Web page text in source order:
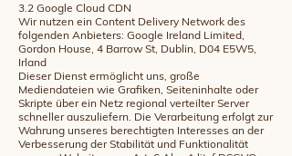
3.2 Google Cloud CDN
Wir nutzen ein Content Delivery Network des
folgenden Anbieters: Google Ireland Limited,
Gordon House, 4 Barrow St, Dublin, D04 E5W5,
Irland
Dieser Dienst ermöglicht uns, große
Mediendateien wie Grafiken, Seiteninhalte oder
Skripte über ein Netz regional verteilter Server
schneller auszuliefern. Die Verarbeitung erfolgt zur
Wahrung unseres berechtigten Interesses an der
Verbesserung der Stabilität und Funktionalität